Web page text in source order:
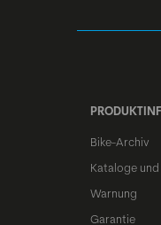
Bike-Archiv
Kataloge
Warnung
Garantie